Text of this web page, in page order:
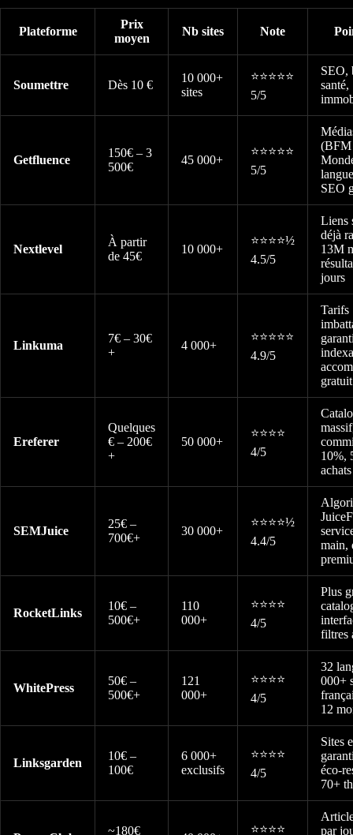
Plateforme
Prix
moyen
Nb sites Note
Soumettre Dès 10 €
10 000+
sites
⭐⭐⭐⭐⭐
5/5
SEO,
santé,
Getfluence
150€ – 3
500€
45 000+
⭐⭐⭐⭐⭐
5/5
SEO
Nextlevel
À partir
de 45€
10 000+
⭐⭐⭐⭐½
4.5/5
Liens
déjà
13M
jours
Linkuma
7€ – 30€
+
4 000+
⭐⭐⭐⭐⭐
4.9/5
Tarifs
gratuit
Ereferer
Quelques
€ – 200€
+
50 000+
⭐⭐⭐⭐
4/5
10%,
SEMJuice
25€ –
700€+
30 000+
⭐⭐⭐⭐½
4.4/5
main,
RocketLinks
10€ –
500€+
110
000+
⭐⭐⭐⭐
4/5
Plus
filtres
WhitePress
50€ –
500€+
121
000+
⭐⭐⭐⭐
4/5
32
000+
12
Linksgarden
10€ –
100€
6 000+
exclusifs
⭐⭐⭐⭐
4/5
Sites
éco-
70+
~180€
⭐⭐⭐⭐
par